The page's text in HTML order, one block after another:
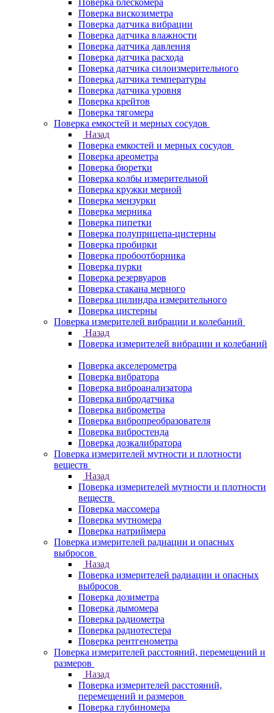
Поверка блескомера
Поверка вискозиметра
Поверка датчика вибрации
Поверка датчика влажности
Поверка датчика давления
Поверка датчика расхода
Поверка датчика силоизмерительного
Поверка датчика температуры
Поверка датчика уровня
Поверка крейтов
Поверка тягомера
Поверка емкостей и мерных сосудов
Назад
Поверка емкостей и мерных сосудов
Поверка ареометра
Поверка бюретки
Поверка колбы измерительной
Поверка кружки мерной
Поверка мензурки
Поверка мерника
Поверка пипетки
Поверка полуприцепа-цистерны
Поверка пробирки
Поверка пробоотборника
Поверка пурки
Поверка резервуаров
Поверка стакана мерного
Поверка цилиндра измерительного
Поверка цистерны
Поверка измерителей вибрации и колебаний
Назад
Поверка измерителей вибрации и колебаний
Поверка акселерометра
Поверка вибратора
Поверка виброанализатора
Поверка вибродатчика
Поверка виброметра
Поверка вибропреобразователя
Поверка вибростенда
Поверка дозкалибратора
Поверка измерителей мутности и плотности
веществ
Назад
Поверка измерителей мутности и плотности
веществ
Поверка массомера
Поверка мутномера
Поверка натриймера
Поверка измерителей радиации и опасных
выбросов
Назад
Поверка измерителей радиации и опасных
выбросов
Поверка дозиметра
Поверка дымомера
Поверка радиометра
Поверка радиотестера
Поверка рентгенометра
Поверка измерителей расстояний, перемещений и
размеров
Назад
Поверка измерителей расстояний,
перемещений и размеров
Поверка глубиномера